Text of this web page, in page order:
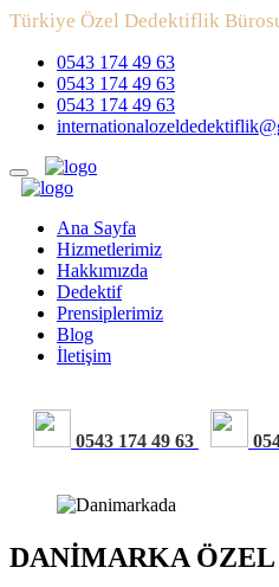
Türkiye Özel Dedektiflik
0543 174 49 63
0543 174 49 63
0543 174 49 63
Ana Sayfa
Hizmetlerimiz
Hakkımızda
Dedektif
Prensiplerimiz
Blog
İletişim
0543 174 49 63
DANİMARKA